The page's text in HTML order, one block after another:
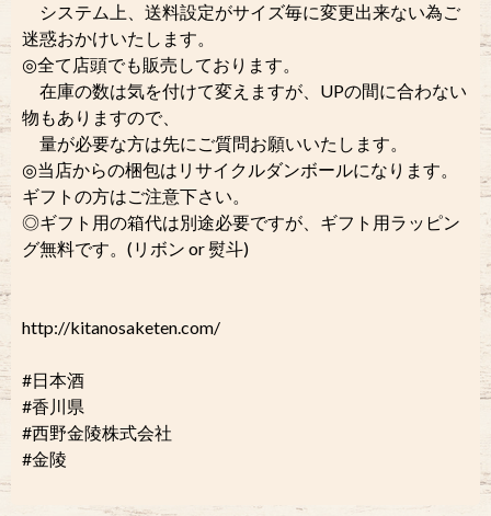
システム上、送料設定がサイズ毎に変更出来ない為ご
迷惑おかけいたします。
◎全て店頭でも販売しております。
在庫の数は気を付けて変えますが、UPの間に合わない
物もありますので、
量が必要な方は先にご質問お願いいたします。
◎当店からの梱包はリサイクルダンボールになります。
ギフトの方はご注意下さい。
◎ギフト用の箱代は別途必要ですが、ギフト用ラッピン
グ無料です。(リボン or 熨斗)
http://kitanosaketen.com/
#日本酒
#香川県
#西野金陵株式会社
#金陵